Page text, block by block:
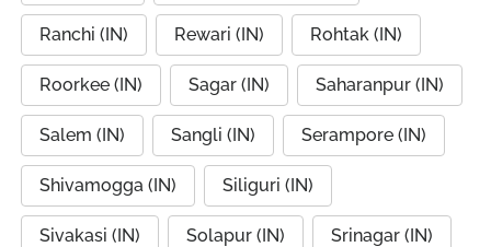
Ranchi (IN) Rewari (IN) Rohtak (IN)
Roorkee (IN) Sagar (IN) Saharanpur (IN)
Salem (IN) Sangli (IN) Serampore (IN)
Shivamogga (IN) Siliguri (IN)
Sivakasi (IN) Solapur (IN) Srinagar (IN)